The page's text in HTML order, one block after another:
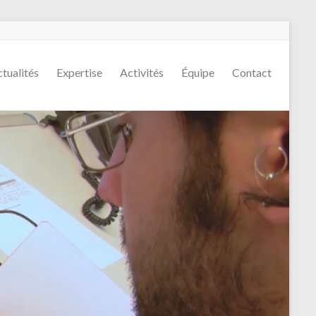
Expertise Activités Équipe Contact